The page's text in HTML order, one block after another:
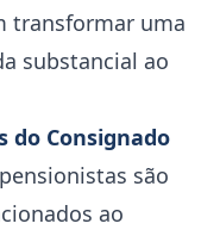
transformar uma
substancial ao
do Consignado
são
ao